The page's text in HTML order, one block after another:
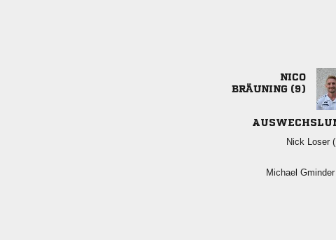

 
 
 